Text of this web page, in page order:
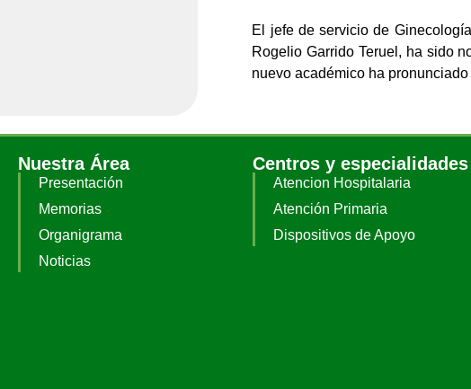
El jefe de servicio de
Rogelio Garrido Teruel, ha sido
nuevo académico ha
Nuestra Área
Presentación
Memorias
Organigrama
Noticias
Centros y especialidades
Atencion Hospitalaria
Atención Primaria
Dispositivos de Apoyo